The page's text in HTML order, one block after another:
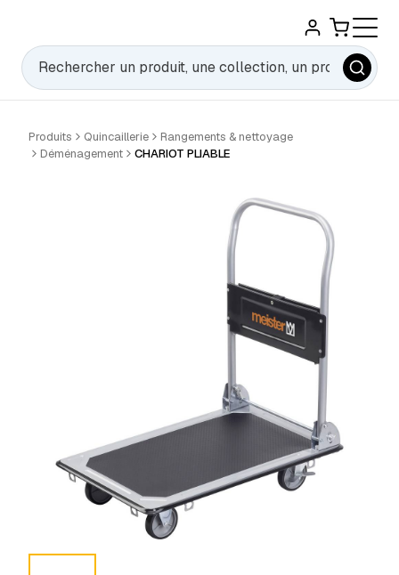
Rechercher
Produits Quincaillerie
Rangements & nettoyage
Déménagement
CHARIOT PLIABLE